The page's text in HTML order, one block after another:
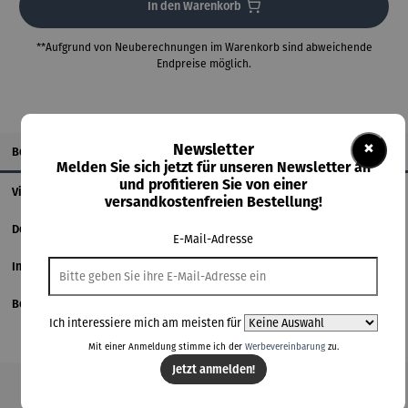
In den Warenkorb
**Aufgrund von Neuberechnungen im Warenkorb sind abweichende
Endpreise möglich.
Beschreibung
Videos
Details
Informationen zum Hersteller
Bewertungen
×
Newsletter
Melden Sie sich jetzt für unseren Newsletter an
und profitieren Sie von einer
versandkostenfreien Bestellung!
E-Mail-Adresse
Ich interessiere mich am meisten für
Mit einer Anmeldung stimme ich der Werbevereinbarungzu.
Jetzt anmelden!